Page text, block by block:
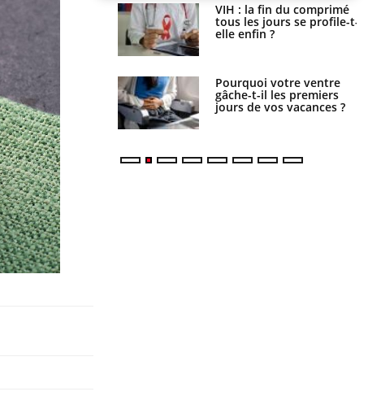
: ce qui
dans la prise en
des femmes
VIH : la fin du comprimé
tous les jours se profile-t-
elle enfin ?
Pourquoi votre ventre
gâche-t-il les premiers
jours de vos vacances ?